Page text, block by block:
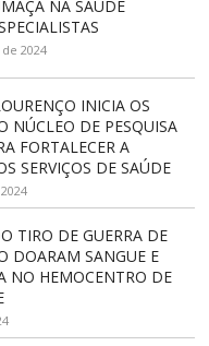
NA SAÚDE
2024
INICIA OS
NÚCLEO DE PESQUISA
FORTALECER A
SERVIÇOS DE SAÚDE
TIRO DE GUERRA DE
DOARAM SANGUE E
NO HEMOCENTRO DE